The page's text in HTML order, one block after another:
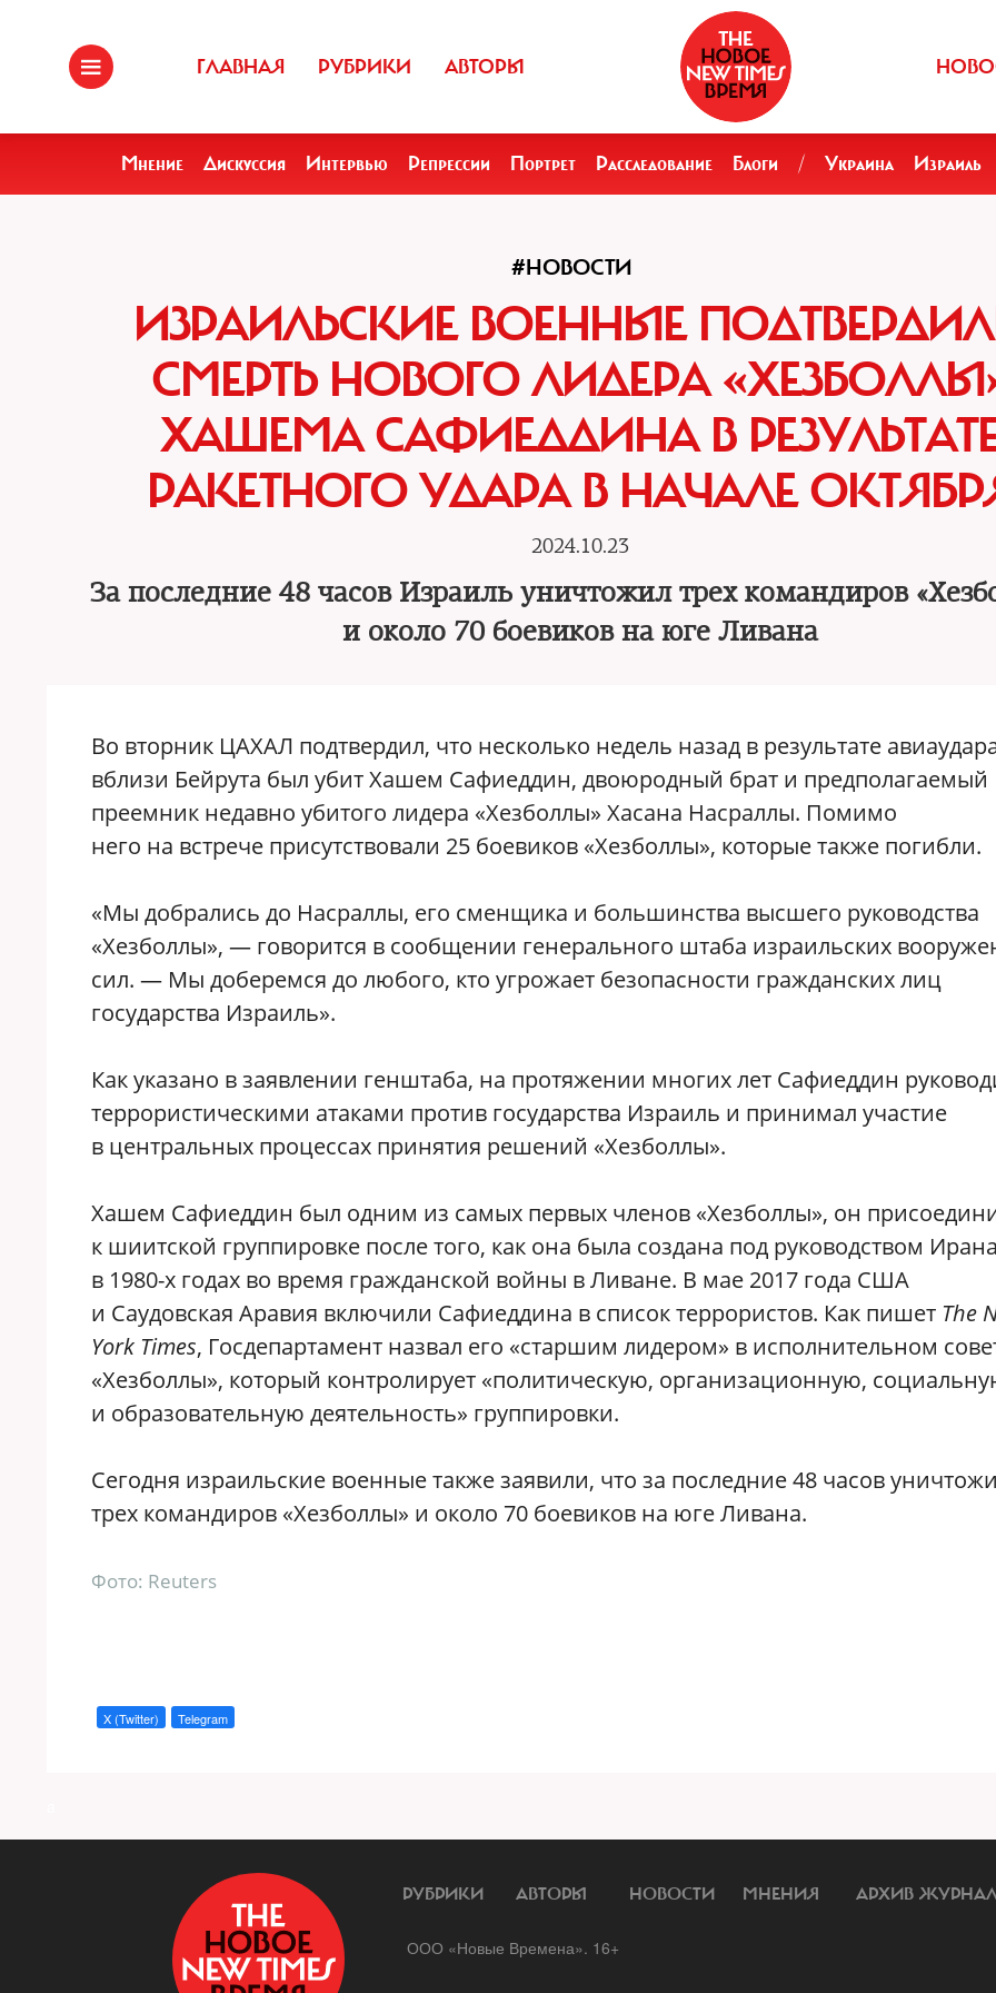
ГЛАВНАЯ РУБРИКИ АВТОРЫ
Мнение Дискуссия Интервью Репрессии Портрет Расследование Блоги / Украина Израиль
#НОВОСТИ
ИЗРАИЛЬСКИЕ ВОЕННЫЕ
СМЕРТЬ НОВОГО ЛИДЕРА
ХАШЕМА САФИЕДДИНА В
РАКЕТНОГО УДАРА В НАЧАЛЕ
2024.10.23
За последние 48 часов Израиль уничтожил трех командиров
и около 70 боевиков на юге Ливана
Во вторник ЦАХАЛ подтвердил, что несколько недель назад в результате
вблизи Бейрута был убит Хашем Сафиеддин, двоюродный брат и предполагаемый
преемник недавно убитого лидера «Хезболлы» Хасана Насраллы. Помимо
него на встрече присутствовали 25 боевиков «Хезболлы», которые также погибли.
«Мы добрались до Насраллы, его сменщика и большинства высшего руководства
«Хезболлы», — говорится в сообщении генерального штаба израильских
сил. — Мы доберемся до любого, кто угрожает безопасности гражданских лиц
государства Израиль».
Как указано в заявлении генштаба, на протяжении многих лет Сафиеддин
террористическими атаками против государства Израиль и принимал участие
в центральных процессах принятия решений «Хезболлы».
Хашем Сафиеддин был одним из самых первых членов «Хезболлы», он
к шиитской группировке после того, как она была создана под руководством Ирана
в 1980-х годах во время гражданской войны в Ливане. В мае 2017 года США
и Саудовская Аравия включили Сафиеддина в список террористов. Как пишет The
York Times, Госдепартамент назвал его «старшим лидером» в исполнительном
«Хезболлы», который контролирует «политическую, организационную,
и образовательную деятельность» группировки.
Сегодня израильские военные также заявили, что за последние 48 часов
трех командиров «Хезболлы» и около 70 боевиков на юге Ливана.
Фото: Reuters
X (Twitter) Telegram
РУБРИКИ АВТОРЫ НОВОСТИ МНЕНИЯ АРХИВ
ООО «Новые Времена». 16+